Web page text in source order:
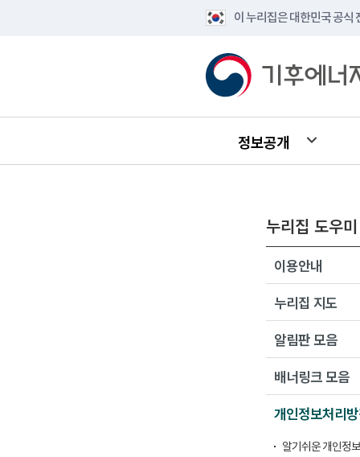
이 누리집은 대한민국 공식
정보공개
누리집 도우미
이용안내
누리집 지도
알림판 모음
배너링크 모음
개인정보처리
알기쉬운 개인정